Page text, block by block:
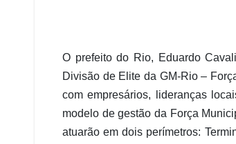
O prefeito do Rio, Eduardo
Divisão de Elite da GM-Rio –
com empresários, lideranças
modelo de gestão da Força
atuarão em dois perímetros: